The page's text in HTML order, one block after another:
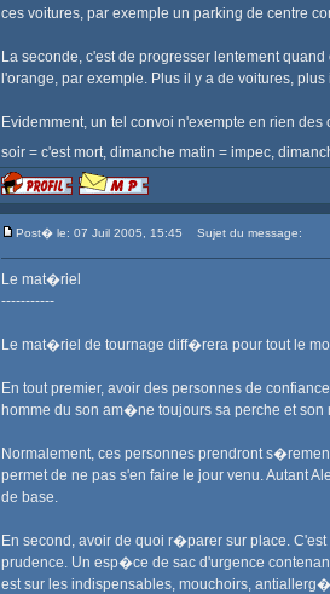
ces voitures, par exemple un parking de centre
La seconde, c'est de progresser lentement
l'orange, par exemple. Plus il y a de voitures,
Evidemment, un tel convoi n'exempte en rien
soir = c'est mort, dimanche matin = impec,
Post� le: 07 Juil 2005, 15:45 Sujet du message:
Le mat�riel
-----------
Le mat�riel de tournage diff�rera pour tout le
En tout premier, avoir des personnes de
homme du son am�ne toujours sa perche et
Normalement, ces personnes prendront
permet de ne pas s'en faire le jour venu. Autant
de base.
En second, avoir de quoi r�parer sur place.
prudence. Un esp�ce de sac d'urgence
est sur les indispensables, mouchoirs,